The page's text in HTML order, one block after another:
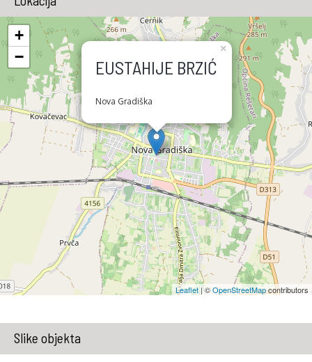
EUSTAHIJE BRZIĆ
Nova Gradiška
×
+
−
Leaflet | ©OpenStreetMapcontributors
Slike objekta